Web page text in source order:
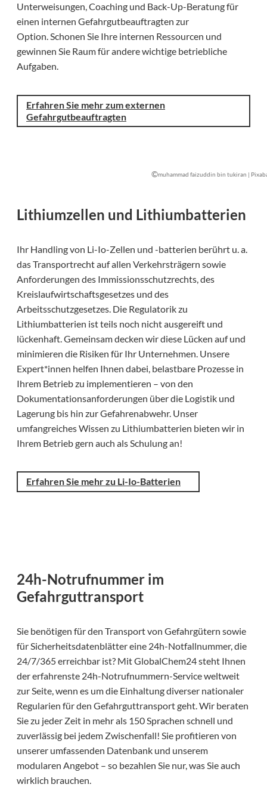
Unterweisungen, Coaching und Back-Up-Beratung für
einen internen Gefahrgutbeauftragten zur
Option. Schonen Sie Ihre internen Ressourcen und
gewinnen Sie Raum für andere wichtige betriebliche
Aufgaben.
Erfahren Sie mehr zum externen
Gefahrgutbeauftragten
©muhammad faizuddin bin tukiran |
Lithiumzellen und Lithiumbatterien
Ihr Handling von Li-Io-Zellen und -batterien berührt u. a.
das Transportrecht auf allen Verkehrsträgern sowie
Anforderungen des Immissionsschutzrechts, des
Kreislaufwirtschaftsgesetzes und des
Arbeitsschutzgesetzes. Die Regulatorik zu
Lithiumbatterien ist teils noch nicht ausgereift und
lückenhaft. Gemeinsam decken wir diese Lücken auf und
minimieren die Risiken für Ihr Unternehmen. Unsere
Expert*innen helfen Ihnen dabei, belastbare Prozesse in
Ihrem Betrieb zu implementieren – von den
Dokumentationsanforderungen über die Logistik und
Lagerung bis hin zur Gefahrenabwehr. Unser
umfangreiches Wissen zu Lithiumbatterien bieten wir in
Ihrem Betrieb gern auch als Schulung an!
Erfahren Sie mehr zu Li-Io-Batterien
24h-Notrufnummer im
Gefahrguttransport
Sie benötigen für den Transport von Gefahrgütern sowie
für Sicherheitsdatenblätter eine 24h-Notfallnummer, die
24/7/365 erreichbar ist? Mit GlobalChem24 steht Ihnen
der erfahrenste 24h-Notrufnummern-Service weltweit
zur Seite, wenn es um die Einhaltung diverser nationaler
Regularien für den Gefahrguttransport geht. Wir beraten
Sie zu jeder Zeit in mehr als 150 Sprachen schnell und
zuverlässig bei jedem Zwischenfall! Sie profitieren von
unserer umfassenden Datenbank und unserem
modularen Angebot – so bezahlen Sie nur, was Sie auch
wirklich brauchen.